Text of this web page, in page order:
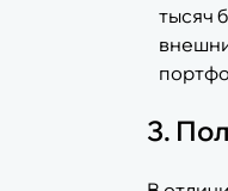
тысяч
3.